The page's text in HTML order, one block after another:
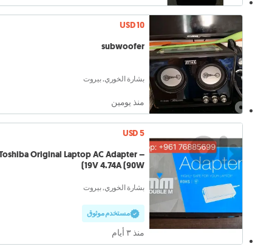
USD 10
subwoofer
بشارة الخوري, بيروت
منذ يومين
USD 5
Original Laptop AC Adapter –
19V 4.74A (90W)
بشارة الخوري, بيروت
مستخدم موثوق
منذ ٣ أيام